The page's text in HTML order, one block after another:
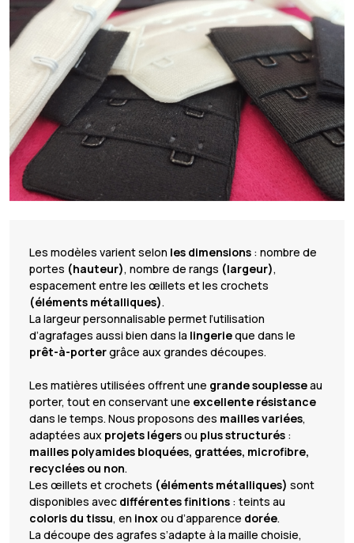
Les modèles varient selon les dimensions : nombre de
portes (hauteur), nombre de rangs (largeur),
espacement entre les œillets et les crochets
(éléments métalliques).
La largeur personnalisable permet l’utilisation
d’agrafages aussi bien dans la lingerieque dans le
prêt-à-portergrâce aux grandes découpes.
Les matières utilisées offrent une grande souplesseau
porter, tout en conservant une excellente résistance
dans le temps. Nous proposons des mailles variées,
adaptées aux projets légersou plus structurés :
mailles polyamides bloquées, grattées, microfibre,
recyclées ou non.
Les œillets et crochets (éléments métalliques) sont
disponibles avec différentes finitions : teints au
coloris du tissu, en inoxou d’apparence dorée.
La découpe des agrafes s’adapte à la maille choisie,